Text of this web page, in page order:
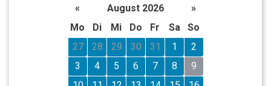
« August 2026
»
Mo
Di Mi Do Fr Sa
So
27
28 29 30 31 1
2
3
4 5 6 7 8
9